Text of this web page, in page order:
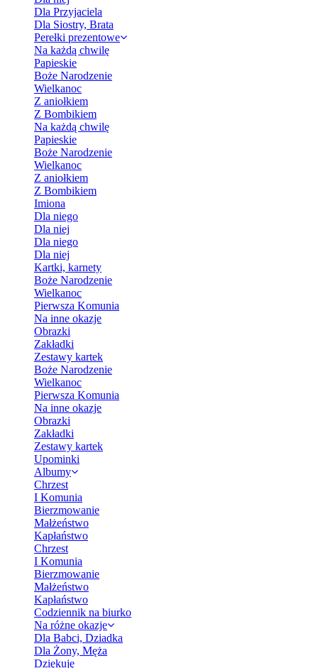
Dla Przyjaciela
Dla Siostry, Brata
Perełki prezentowe
Na każdą chwilę
Papieskie
Boże Narodzenie
Wielkanoc
Z aniołkiem
Z Bombikiem
Na każdą chwilę
Papieskie
Boże Narodzenie
Wielkanoc
Z aniołkiem
Z Bombikiem
Imiona
Dla niego
Dla niej
Dla niego
Dla niej
Kartki, karnety
Boże Narodzenie
Wielkanoc
Pierwsza Komunia
Na inne okazje
Obrazki
Zakładki
Zestawy kartek
Boże Narodzenie
Wielkanoc
Pierwsza Komunia
Na inne okazje
Obrazki
Zakładki
Zestawy kartek
Upominki
Albumy
Chrzest
I Komunia
Bierzmowanie
Małżeństwo
Kapłaństwo
Chrzest
I Komunia
Bierzmowanie
Małżeństwo
Kapłaństwo
Codziennik na biurko
Na różne okazje
Dla Babci, Dziadka
Dla Żony, Męża
Dziękuję